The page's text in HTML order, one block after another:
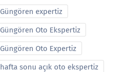
Güngören expertiz
Güngören Oto Ekspertiz
Güngören Oto Expertiz
hafta sonu açık oto ekspertiz